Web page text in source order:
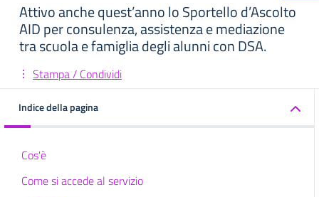
Attivo anche quest’anno lo Sportello d’Ascolto
AID per consulenza, assistenza e mediazione
tra scuola e famiglia degli alunni con DSA.
Stampa / Condividi
Indice della pagina
Cos'è
Come si accede al servizio